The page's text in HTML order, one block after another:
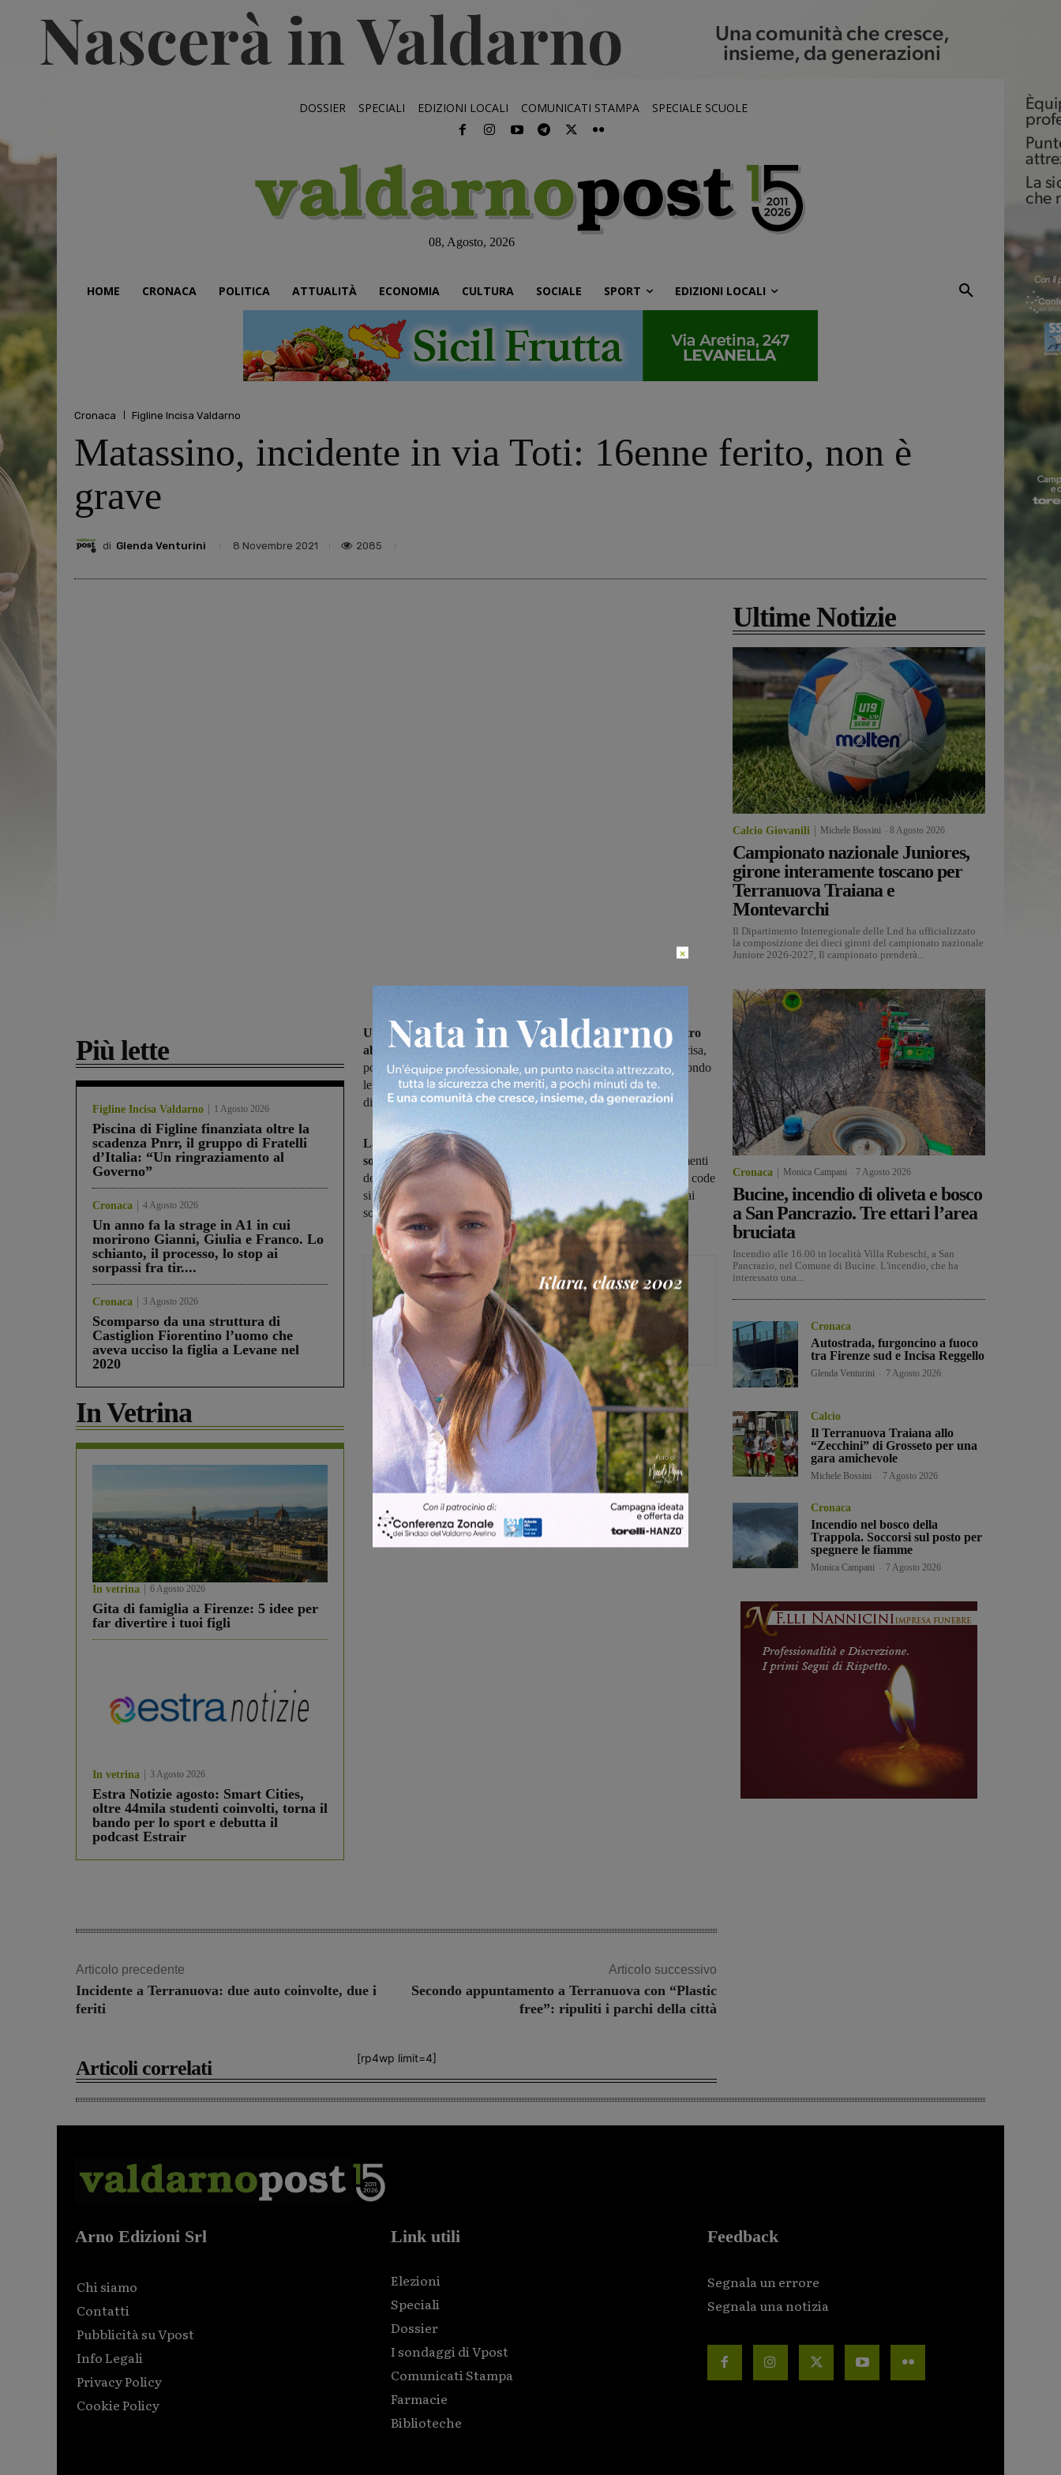
DOSSIER SPECIALI EDIZIONI LOCALI COMUNICATI STAMPA SPECIALE SCUOLE
08, Agosto, 2026
HOME CRONACA POLITICA ATTUALITÀ ECONOMIA CULTURA SOCIALE SPORT EDIZIONI LOCALI
Cronaca Figline Incisa Valdarno
Matassino, incidente in via Toti: 16enne ferito, non è
grave
di Glenda Venturini 8 Novembre 2021 2085
Più lette
Figline Incisa Valdarno 1 Agosto 2026
Piscina di Figline finanziata oltre la
scadenza Pnrr, il gruppo di Fratelli
d’Italia: “Un ringraziamento al
Governo”
Cronaca 4 Agosto 2026
Un anno fa la strage in A1 in cui
morirono Gianni, Giulia e Franco. Lo
schianto, il processo, lo stop ai
sorpassi fra tir....
Cronaca 3 Agosto 2026
Scomparso da una struttura di
Castiglion Fiorentino l’uomo che
aveva ucciso la figlia a Levane nel
2020
In Vetrina
In vetrina 6 Agosto 2026
Gita di famiglia a Firenze: 5 idee per
far divertire i tuoi figli
In vetrina 3 Agosto 2026
Estra Notizie agosto: Smart Cities,
oltre 44mila studenti coinvolti, torna il
bando per lo sport e debutta il
podcast Estrair
Un incidente stradale si è verificato intorno alle 18.30 nel centro
abitato di Matassino lungo via Toti, nel comune di Figline e Incisa,
poco lontano dalla rotatoria che immette sul ponte dell’Arno. Secondo
le prime informazioni, si sarebbe trattato di un investimento, la
dinamica però è da ricostruire, sul posto la Polizia municipale.
La persona rimasta ferita è un ragazzo di 16 anni, che è stato
soccorso dalla Misericordia di Figline
e portato per gli accertamenti
del caso all’ospedale di Ponte a Niccheri in codice verde. Lunghe code
si sono formate nello snodo di Matassino per il tempo necessario ai
soccorsi e ai rilievi.
Glenda Venturini
Capo redattore
Share
Articolo precedente
Incidente a Terranuova: due auto coinvolte, due i
feriti
Articolo successivo
Secondo appuntamento a Terranuova con “Plastic
free”: ripuliti i parchi della città
[rp4wp limit=4]
Articoli correlati
Ultime Notizie
Calcio Giovanili Michele Bossini 8 Agosto 2026
Campionato nazionale Juniores,
girone interamente toscano per
Terranuova Traiana e
Montevarchi
Il Dipartimento Interregionale delle Lnd ha ufficializzato
la composizione dei dieci gironi del campionato nazionale
Juniore 2026-2027, Il campionato prenderà...
Cronaca Monica Campani 7 Agosto 2026
Bucine, incendio di oliveta e bosco
a San Pancrazio. Tre ettari l’area
bruciata
Incendio alle 16.00 in località Villa Rubeschi, a San
Pancrazio, nel Comune di Bucine. L'incendio, che ha
interessato una...
Cronaca
Autostrada, furgoncino a fuoco
tra Firenze sud e Incisa Reggello
Glenda Venturini 7 Agosto 2026
Calcio
Il Terranuova Traiana allo
“Zecchini” di Grosseto per una
gara amichevole
Michele Bossini 7 Agosto 2026
Cronaca
Incendio nel bosco della
Trappola. Soccorsi sul posto per
spegnere le fiamme
Monica Campani 7 Agosto 2026
Arno Edizioni Srl
Chi siamo
Contatti
Pubblicità su Vpost
Info Legali
Privacy Policy
Cookie Policy
Link utili
Elezioni
Speciali
Dossier
I sondaggi di Vpost
Comunicati Stampa
Farmacie
Biblioteche
Feedback
Segnala un errore
Segnala una notizia
×